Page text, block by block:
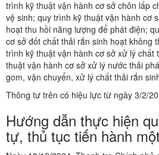
trình kỹ thuật vận hành cơ sở chôn lấp
vệ sinh; quy trình kỹ thuật vận hành cơ
hoạt thu hồi năng lượng để phát điện;
cơ sở đốt chất thải rắn sinh hoạt không
trình kỹ thuật vận hành cơ sở xử lý chất
thuật vận hành cơ sở xử lý nước thải
gom, vận chuyển, xử lý chất thải rắn
Thông tư trên có hiệu lực từ ngày 3/2/
Hướng dẫn thực hiện
tự, thủ tục tiến hành